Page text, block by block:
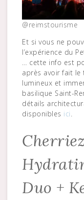
@reimstourisme
Et si vous ne
l’expérience du
… cette info est
après avoir fait le
lumineux et
basilique Saint-
détails
disponibles ici
Duo +